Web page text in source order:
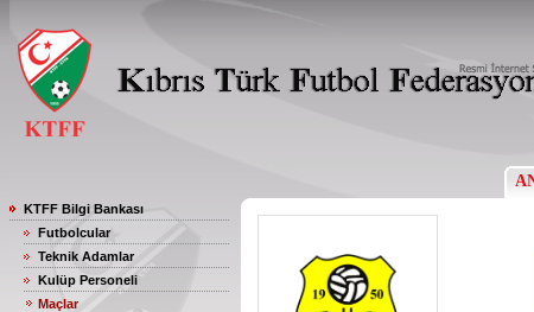
KTFF Bilgi Bankası
Futbolcular
Teknik Adamlar
Kulüp Personeli
Maçlar